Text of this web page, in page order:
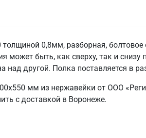
0,8мм, разборная, болтовое
быть, как сверху, так и снизу
другой. Полка поставляется в
мм из нержавейки от ООО
с доставкой в Воронеже.